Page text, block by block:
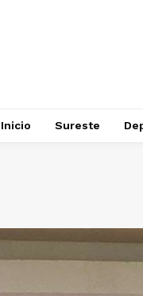
Inicio Sureste